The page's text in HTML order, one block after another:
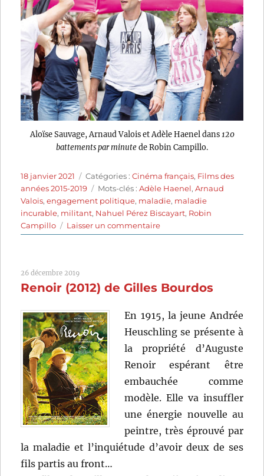
Aloïse Sauvage, Arnaud Valois et Adèle Haenel dans 120
battements par minutede Robin Campillo.
Publié
le
18 janvier 2021 Catégories
Catégories :Cinéma français, Films des
années 2015-2019
Étiquettes
Mots-clés :Adèle Haenel,Arnaud
Valois,engagement politique, maladie, maladie
incurable, militant, Nahuel Pérez Biscayart, Robin
Campillo
Laisser un commentairesur
120
(2017)
Robin
Campillo
26 décembre 2019
Renoir (2012) de Gilles Bourdos
En 1915, la jeune Andrée
Heuschling se présente à
la propriété d’Auguste
Renoir espérant être
embauchée comme
modèle. Elle va insuffler
une énergie nouvelle au
peintre, très éprouvé par
la maladie et l’inquiétude d’avoir deux de ses
fils partis au front…